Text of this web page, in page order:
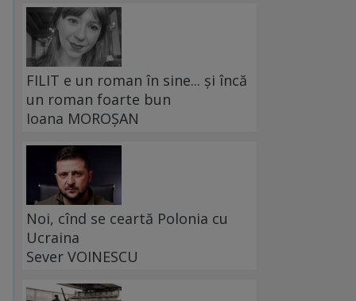
FILIT e un roman în sine... și încă
un roman foarte bun
Ioana MOROȘAN
Noi, cînd se ceartă Polonia cu
Ucraina
Sever VOINESCU